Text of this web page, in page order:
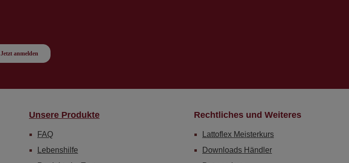
Unsere Produkte
FAQ
Lebenshilfe
Rechtliches und Weiteres
Lattoflex Meisterkurs
Downloads Händler